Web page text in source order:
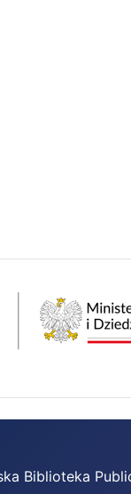
Biblioteka